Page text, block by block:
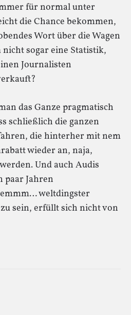
für normal unter
die Chance bekommen,
Wort über die Wagen
nicht sogar eine Statistik,
Journalisten
das Ganze pragmatisch
schließlich die ganzen
die hinterher mit nem
wieder an, naja,
Und auch Audis
paar Jahren
weltdingster
sein, erfüllt sich nicht von